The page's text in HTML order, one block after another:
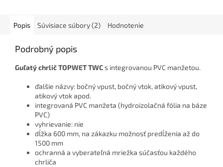
Popis Súvisiace súbory (2) Hodnotenie
Podrobný popis
Guľatý chrlič TOPWET TWCs integrovanou PVC manžetou.
ďalšie názvy: bočný vpust, bočný vtok, atikový vpust,
atikový vtok apod.
integrovaná PVC manžeta (hydroizolačná fólia na báze
PVC)
vyhrievanie: nie
dĺžka 600 mm, na zákazku možnosť predĺženia až do
1500 mm
ochranná a vyberateľná mriežka súčasťou každého
chrliča